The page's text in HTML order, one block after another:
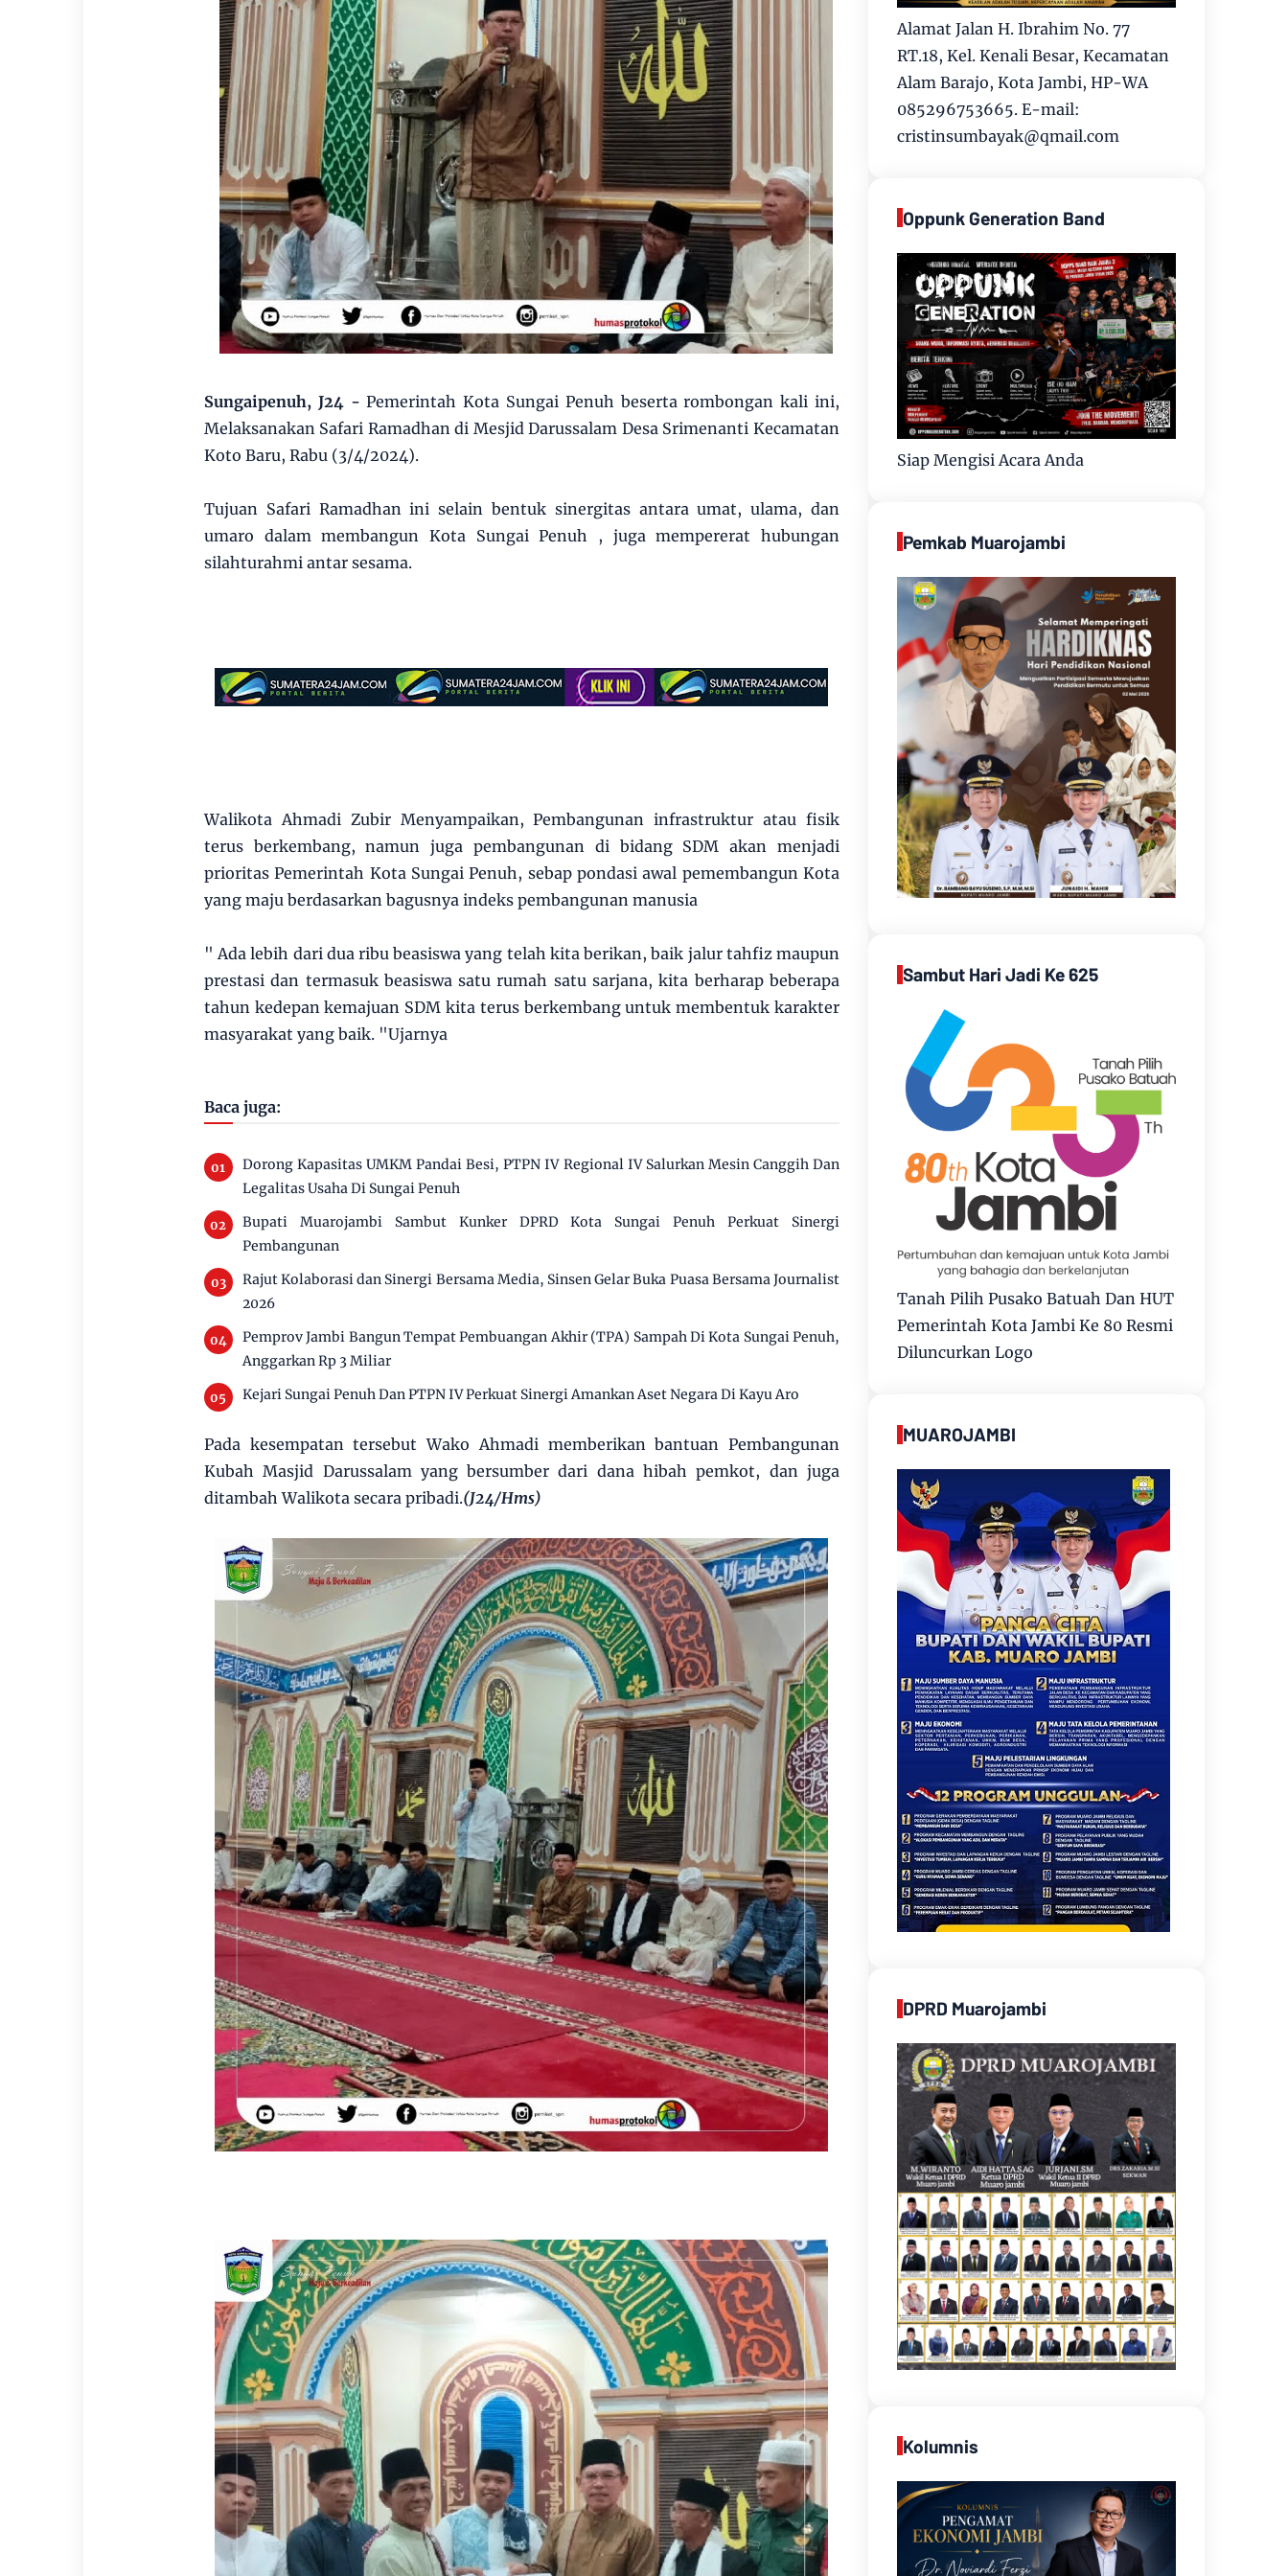
Sungaipenuh, J24 -Pemerintah Kota Sungai Penuh beserta rombongan kali ini,
Melaksanakan Safari Ramadhan di Mesjid Darussalam Desa Srimenanti Kecamatan
Koto Baru, Rabu (3/4/2024).
Tujuan Safari Ramadhan ini selain bentuk sinergitas antara umat, ulama, dan
umaro dalam membangun Kota Sungai Penuh , juga mempererat hubungan
silahturahmi antar sesama.
Walikota Ahmadi Zubir Menyampaikan, Pembangunan infrastruktur atau fisik
terus berkembang, namun juga pembangunan di bidang SDM akan menjadi
prioritas Pemerintah Kota Sungai Penuh, sebap pondasi awal pemembangun Kota
yang maju berdasarkan bagusnya indeks pembangunan manusia
" Ada lebih dari dua ribu beasiswa yang telah kita berikan, baik jalur tahfiz maupun
prestasi dan termasuk beasiswa satu rumah satu sarjana, kita berharap beberapa
tahun kedepan kemajuan SDM kita terus berkembang untuk membentuk karakter
masyarakat yang baik. "Ujarnya
Baca juga:
Dorong Kapasitas UMKM Pandai Besi, PTPN IV Regional IV Salurkan Mesin Canggih Dan
Legalitas Usaha Di Sungai Penuh
Bupati Muarojambi Sambut Kunker DPRD Kota Sungai Penuh Perkuat Sinergi
Pembangunan
Rajut Kolaborasi dan Sinergi Bersama Media, Sinsen Gelar Buka Puasa Bersama Journalist
2026
Pemprov Jambi Bangun Tempat Pembuangan Akhir (TPA) Sampah Di Kota Sungai Penuh,
Anggarkan Rp 3 Miliar
Kejari Sungai Penuh Dan PTPN IV Perkuat Sinergi Amankan Aset Negara Di Kayu Aro
Pada kesempatan tersebut Wako Ahmadi memberikan bantuan Pembangunan
Kubah Masjid Darussalam yang bersumber dari dana hibah pemkot, dan juga
ditambah Walikota secara pribadi.(J24/Hms)
Alamat Jalan H. Ibrahim No. 77
RT.18, Kel. Kenali Besar, Kecamatan
Alam Barajo, Kota Jambi, HP-WA
085296753665. E-mail:
cristinsumbayak@qmail.com
Oppunk Generation Band
Siap Mengisi Acara Anda
Pemkab Muarojambi
Sambut Hari Jadi Ke 625
Tanah Pilih Pusako Batuah Dan HUT
Pemerintah Kota Jambi Ke 80 Resmi
Diluncurkan Logo
MUAROJAMBI
DPRD Muarojambi
Kolumnis